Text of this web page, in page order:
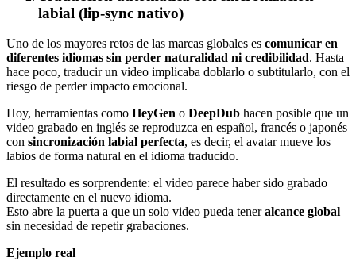
labial (lip-sync nativo)
Uno de los mayores retos de las marcas globales es comunicar en
diferentes idiomas sin perder naturalidad ni credibilidad. Hasta
hace poco, traducir un video implicaba doblarlo o subtitularlo, con el
riesgo de perder impacto emocional.
Hoy, herramientas como HeyGen o DeepDub hacen posible que un
video grabado en inglés se reproduzca en español, francés o japonés
con sincronización labial perfecta, es decir, el avatar mueve los
labios de forma natural en el idioma traducido.
El resultado es sorprendente: el video parece haber sido grabado
directamente en el nuevo idioma.
Esto abre la puerta a que un solo video pueda teneralcance global
sin necesidad de repetir grabaciones.
Ejemplo real